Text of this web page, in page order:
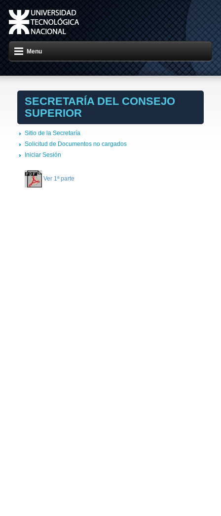
Menu
SECRETARÍA DEL CONSEJO
SUPERIOR
Sitio de la Secretaría
Solicitud de Documentos no cargados
Iniciar Sesión
Ver 1ª parte